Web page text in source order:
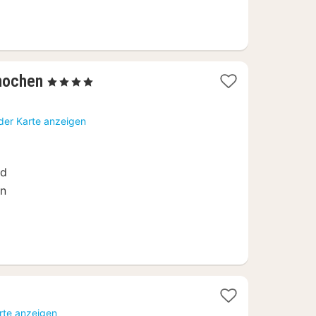
1
ab
147,50
, 4 Sterne
Karte anzeigen
anzeigen